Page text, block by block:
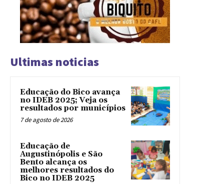
Ultimas noticias
Educação do Bico avança
no IDEB 2025; Veja os
resultados por municípios
7 de agosto de 2026
Educação de
Augustinópolis e São
Bento alcança os
melhores resultados do
Bico no IDEB 2025